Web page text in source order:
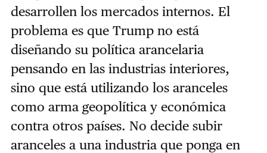
desarrollen los mercados internos. El
problema es que Trump no está
diseñando su política arancelaria
pensando en las industrias interiores,
sino que está utilizando los aranceles
como arma geopolítica y económica
contra otros países. No decide subir
aranceles a una industria que ponga en